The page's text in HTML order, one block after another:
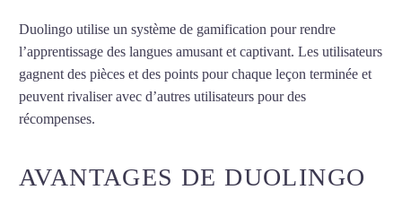
Duolingo utilise un système de gamification pour rendre
l’apprentissage des langues amusant et captivant. Les utilisateurs
gagnent des pièces et des points pour chaque leçon terminée et
peuvent rivaliser avec d’autres utilisateurs pour des
récompenses.
AVANTAGES DE DUOLINGO